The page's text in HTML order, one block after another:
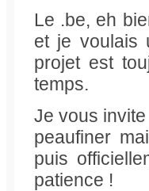
Le .be, eh
et je voulais
projet est
temps.
Je vous
peaufiner
puis
patience !